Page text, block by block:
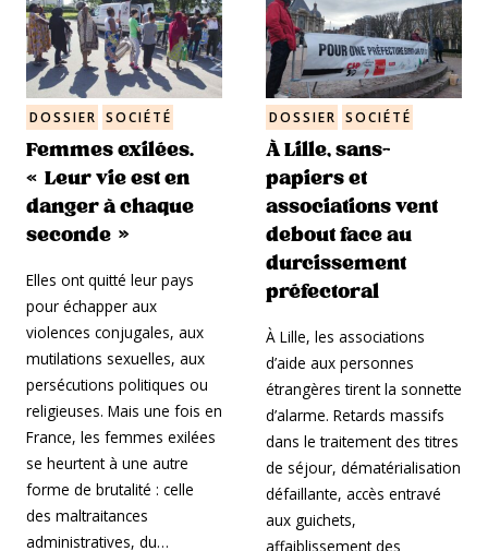
DOSSIER SOCIÉTÉ
Femmes exilées.
« Leur vie est en
danger à chaque
seconde »
Elles ont quitté leur pays
pour échapper aux
violences conjugales, aux
mutilations sexuelles, aux
persécutions politiques ou
religieuses. Mais une fois en
France, les femmes exilées
se heurtent à une autre
forme de brutalité : celle
des maltraitances
administratives, du…
DOSSIER SOCIÉTÉ
À Lille, sans-
papiers et
associations vent
debout face au
durcissement
préfectoral
À Lille, les associations
d’aide aux personnes
étrangères tirent la sonnette
d’alarme. Retards massifs
dans le traitement des titres
de séjour, dématérialisation
défaillante, accès entravé
aux guichets,
affaiblissement des